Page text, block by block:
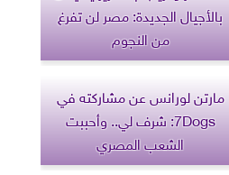
بالأجيال الجديدة: مصر لن تفرغ
من النجوم
مارتن لورانس عن مشاركته في
7Dogs: شرف لي.. وأحببت
الشعب المصري